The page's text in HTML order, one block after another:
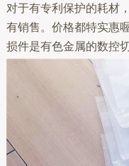
对于有专利保护的耗材
有销售。价格都特实惠
损件是有色金属的数控